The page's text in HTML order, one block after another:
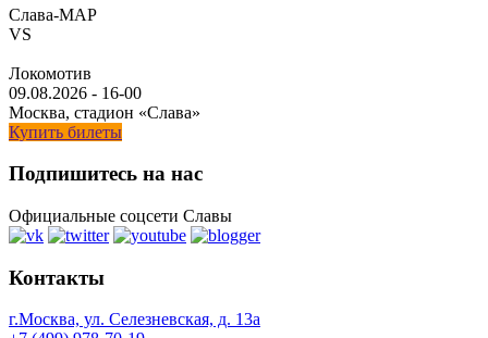
Слава-МАР
VS
Локомотив
09.08.2026 - 16-00
Москва, стадион «Слава»
Купить билеты
Подпишитесь на нас
Официальные соцсети Славы
Контакты
г.Москва, ул. Селезневская, д. 13a